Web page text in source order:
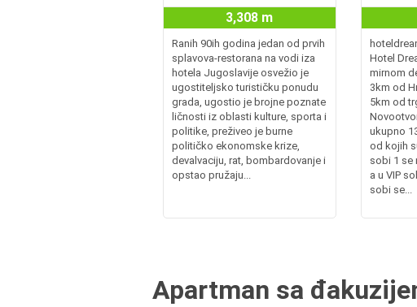
3,308 m
Ranih 90ih godina jedan od prvih
splavova-restorana na vodi iza
hotela Jugoslavije osvežio je
ugostiteljsko turističku ponudu
grada, ugostio je brojne poznate
ličnosti iz oblasti kulture, sporta i
politike, preživeo je burne
političko ekonomske krize,
devalvaciju, rat, bombardovanje i
opstao pružaju...
Hotel
mirnom
3km od
5km od
ukupno
od kojih
sobi 1 se
a u VIP
sobi se...
Apartman sa